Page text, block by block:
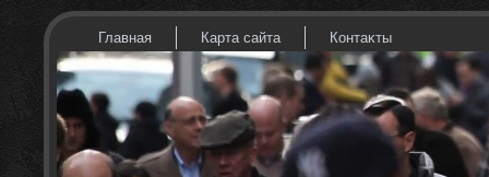
Главная Карта сайта Контаκты